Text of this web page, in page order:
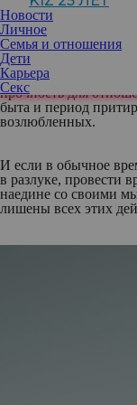
Новости
Личное
Семья и отношения
Дети
Карьера
Секс
Прошлые годы
коронавируса,
носить маски и
четырех стенах, что
прочность для
быта и период
возлюбленных.
И если в обычное
в разлуке, провести
наедине со своими
лишены всех этих